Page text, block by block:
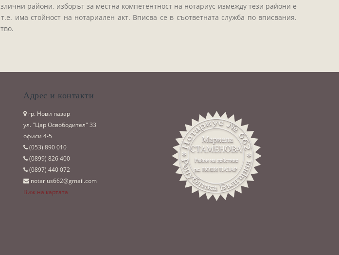
райони, изборът за местна компетентност на нотариус измежду тези райони е
има стойност на нотариален акт. Вписва се в съответната служба по вписвания.
Адрес и контакти
гр. Нови пазар
ул. "Цар Освободител" 33
офиси 4-5
(053)­ 890 010
(0899)­ 826 400
(0897)­ 440 072
notarius662@gmail.com
Виж на картата